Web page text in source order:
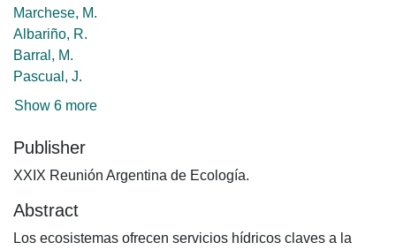
Marchese, M.
Albariño, R.
Barral, M.
Pascual, J.
Show 6 more
Publisher
XXIX Reunión Argentina de Ecología.
Abstract
Los ecosistemas ofrecen servicios hídricos claves a la